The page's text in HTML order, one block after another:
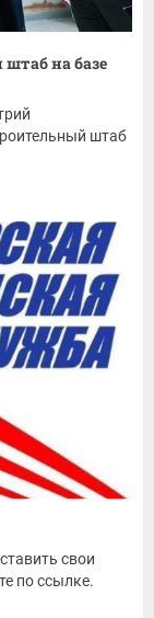
на базе
штаб
свои
по ссылке.